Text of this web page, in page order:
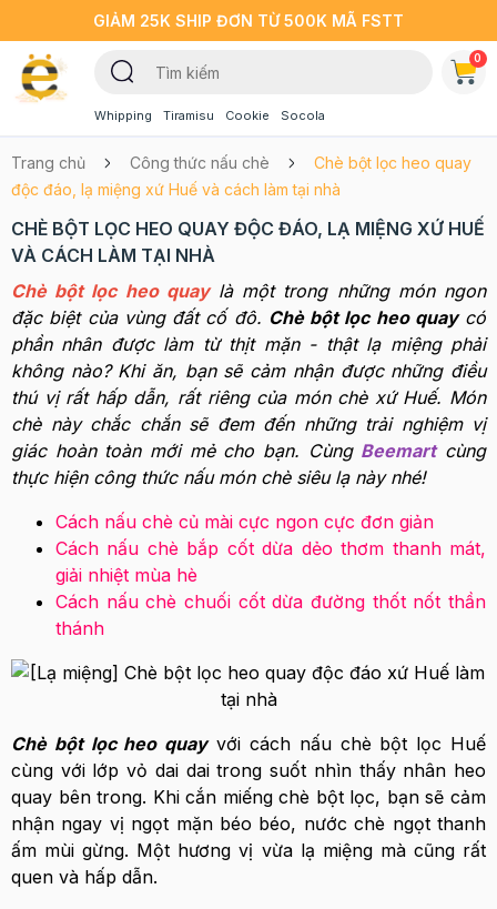
GIẢM 25K SHIP ĐƠN TỪ 500K MÃ FSTT
Whipping Tiramisu Cookie Socola
0
Trang chủ Công thức nấu chè
Chè bột lọc heo quay
độc đáo, lạ miệng xứ Huế và cách làm tại nhà
CHÈ BỘT LỌC HEO QUAY ĐỘC ĐÁO, LẠ MIỆNG XỨ HUẾ
VÀ CÁCH LÀM TẠI NHÀ
Chè bột lọc heo quay là một trong những món ngon
đặc biệt của vùng đất cố đô. Chè bột lọc heo quaycó
phần nhân được làm từ thịt mặn - thật lạ miệng phải
không nào? Khi ăn, bạn sẽ cảm nhận được những điều
thú vị rất hấp dẫn, rất riêng của món chè xứ Huế. Món
chè này chắc chắn sẽ đem đến những trải nghiệm vị
giác hoàn toàn mới mẻ cho bạn. Cùng Beemartcùng
thực hiện công thức nấu món chè siêu lạ này nhé!
Cách nấu chè củ mài cực ngon cực đơn giản
Cách nấu chè bắp cốt dừa dẻo thơm thanh mát,
giải nhiệt mùa hè
Cách nấu chè chuối cốt dừa đường thốt nốt thần
thánh
Chè bột lọc heo quayvới cách nấu chè bột lọc Huế
cùng với lớp vỏ dai dai trong suốt nhìn thấy nhân heo
quay bên trong. Khi cắn miếng chè bột lọc, bạn sẽ cảm
nhận ngay vị ngọt mặn béo béo, nước chè ngọt thanh
ấm mùi gừng. Một hương vị vừa lạ miệng mà cũng rất
quen và hấp dẫn.